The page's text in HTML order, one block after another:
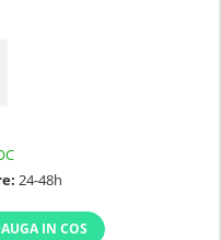
24-48h
IN COS